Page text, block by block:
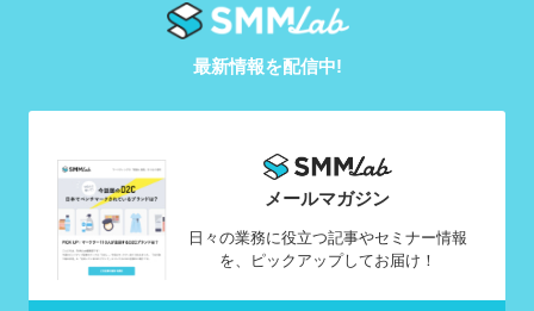
最新情報を配信中!
メールマガジン
日々の業務に役立つ記事やセミナー情報
を、ピックアップしてお届け！